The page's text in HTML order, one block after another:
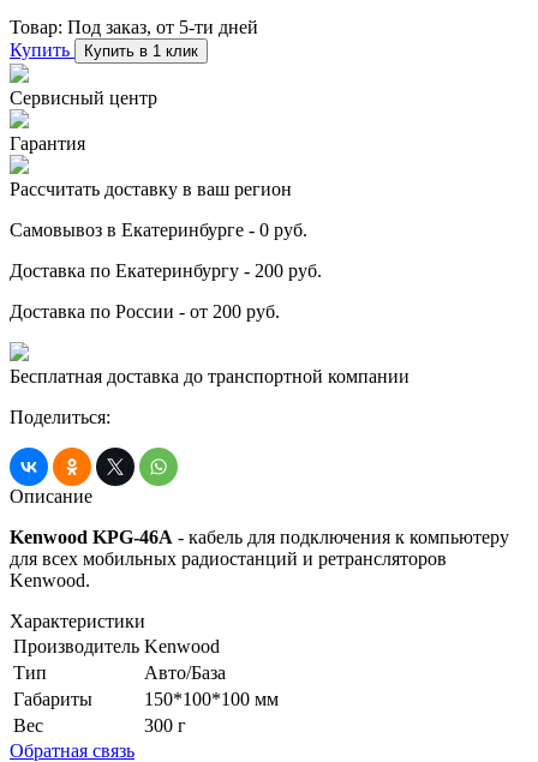
Товар: Под заказ, от 5-ти дней
Купить
Купить в 1 клик
Сервисный центр
Гарантия
Рассчитать доставку в ваш регион
Самовывоз в Екатеринбурге - 0 руб.
Доставка по Екатеринбургу - 200 руб.
Доставка по России - от 200 руб.
Бесплатная доставка до транспортной компании
Поделиться:
Описание
Kenwood KPG-46A - кабель для подключения к компьютеру
для всех мобильных радиостанций и ретрансляторов
Kenwood.
Характеристики
Производитель Kenwood
Тип
Авто/База
Габариты
150*100*100 мм
Вес
300 г
Обратная связь